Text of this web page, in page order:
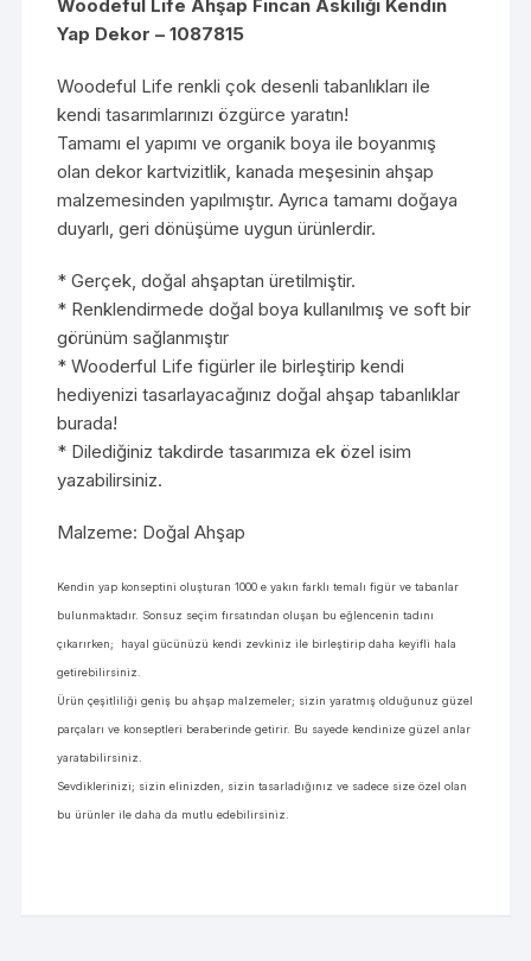
Woodeful Life Ahşap Fincan Askılığı Kendin
Yap Dekor – 1087815
Woodeful Life renkli çok desenli tabanlıkları ile
kendi tasarımlarınızı özgürce yaratın!
Tamamı el yapımı ve organik boya ile boyanmış
olan dekor kartvizitlik, kanada meşesinin ahşap
malzemesinden yapılmıştır. Ayrıca tamamı doğaya
duyarlı, geri dönüşüme uygun ürünlerdir.
* Gerçek, doğal ahşaptan üretilmiştir.
* Renklendirmede doğal boya kullanılmış ve soft bir
görünüm sağlanmıştır
* Wooderful Life figürler ile birleştirip kendi
hediyenizi tasarlayacağınız doğal ahşap tabanlıklar
burada!
* Dilediğiniz takdirde tasarımıza ek özel isim
yazabilirsiniz.
Malzeme: Doğal Ahşap
Kendin yap konseptini oluşturan 1000 e yakın farklı temalı figür ve tabanlar
bulunmaktadır. Sonsuz seçim fırsatından oluşan bu eğlencenin tadını
çıkarırken; hayal gücünüzü kendi zevkiniz ile birleştirip daha keyifli hala
getirebilirsiniz.
Ürün çeşitliliği geniş bu ahşap malzemeler; sizin yaratmış olduğunuz güzel
parçaları ve konseptleri beraberinde getirir. Bu sayede kendinize güzel anlar
yaratabilirsiniz.
Sevdiklerinizi; sizin elinizden, sizin tasarladığınız ve sadece size özel olan
bu ürünler ile daha da mutlu edebilirsiniz.